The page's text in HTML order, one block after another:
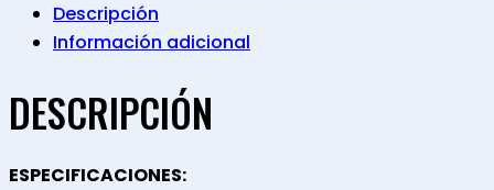
Descripción
Información adicional
DESCRIPCIÓN
ESPECIFICACIONES: